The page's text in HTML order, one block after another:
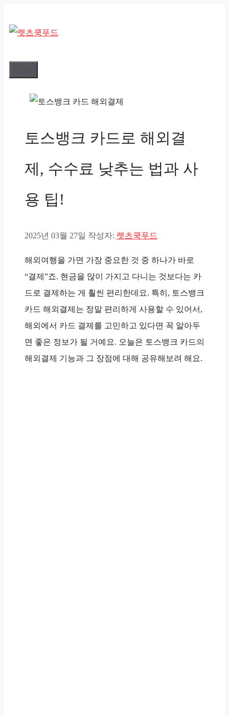
텐
로
건
토스뱅크 카드로 해외결
제, 수수료 낮추는 법과 사
용 팁!
2025년 03월 27일 작성자: 렛츠쿡푸드
해외여행을 가면 가장 중요한 것 중 하나가 바로
“결제”죠. 현금을 많이 가지고 다니는 것보다는 카
드로 결제하는 게 훨씬 편리한데요. 특히, 토스뱅크
카드 해외결제는 정말 편리하게 사용할 수 있어서,
해외에서 카드 결제를 고민하고 있다면 꼭 알아두
면 좋은 정보가 될 거예요. 오늘은 토스뱅크 카드의
해외결제 기능과 그 장점에 대해 공유해보려 해요.